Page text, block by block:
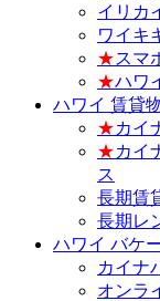
イリカ
ワイキ
★スマ
★ハワ
ハワイ 賃貸
★カイ
★カイ
ス
長期賃
長期レ
ハワイ バケ
カイナ
オンラ